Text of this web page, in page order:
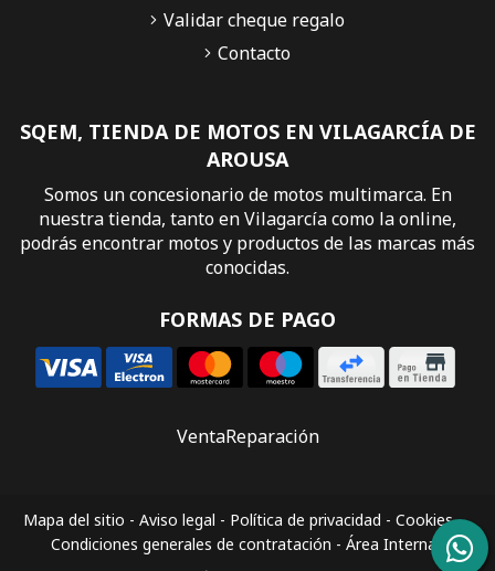
SQEM, TIENDA DE MOTOS EN VILAGARCÍA DE
AROUSA
Somos un concesionario de motos multimarca. En
nuestra tienda, tanto en Vilagarcía como la online,
podrás encontrar motos y productos de las marcas más
conocidas.
FORMAS DE PAGO
Validar cheque regalo
Contacto
VentaReparación
Mapa del sitio - Aviso legal - Política de privacidad - Cookies-
Condiciones generales de contratación - Área Interna